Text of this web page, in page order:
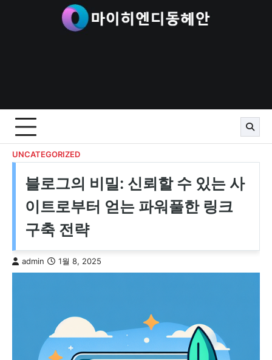
UNCATEGORIZED
블로그의 비밀: 신뢰할 수 있는 사
이트로부터 얻는 파워풀한 링크
구축 전략
admin 1월 8, 2025